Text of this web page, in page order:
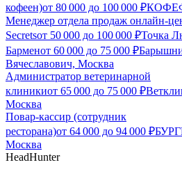
кофеен)от 80 000 до 100 000 ₽
Менеджер отдела продаж онлайн-
Secretsот 50 000 до 100 000 ₽Точка
Барменот 60 000 до 75 000 ₽
Вячеславович, Москва
Администратор ветеринарной
клиникиот 65 000 до 75 000 ₽
Москва
Повар-кассир (сотрудник
ресторана)от 64 000 до 94 000 ₽
Москва
HeadHunter